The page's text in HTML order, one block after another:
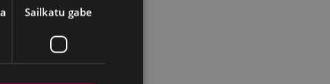
Sailkatu gabe